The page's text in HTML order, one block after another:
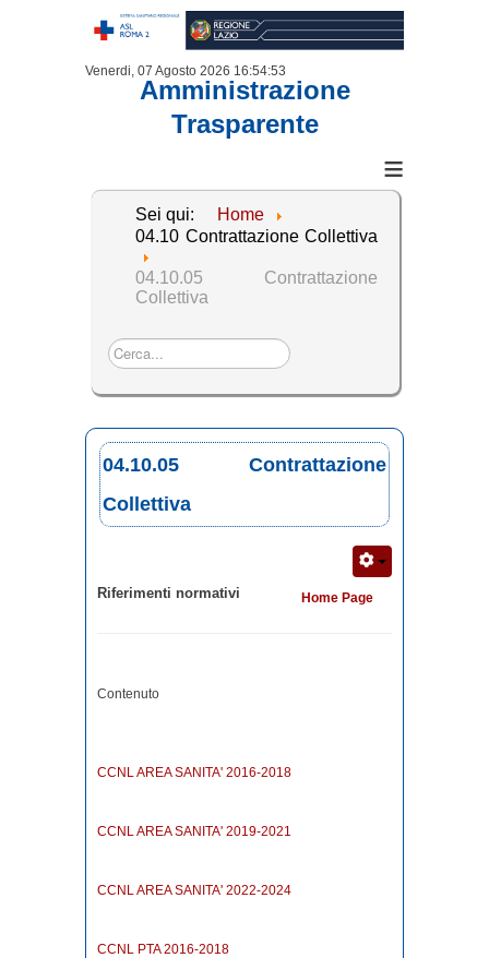
Venerdi, 07 Agosto 2026 16:54:53
Amministrazione
Trasparente
≡
Sei qui:
Home
04.10 Contrattazione Collettiva
04.10.05 Contrattazione
Collettiva
Cerca...
04.10.05 Contrattazione
Collettiva
Riferimenti normativi Home Page
Contenuto
CCNL AREA SANITA' 2016-2018
CCNL AREA SANITA' 2019-2021
CCNL AREA SANITA' 2022-2024
CCNL PTA 2016-2018